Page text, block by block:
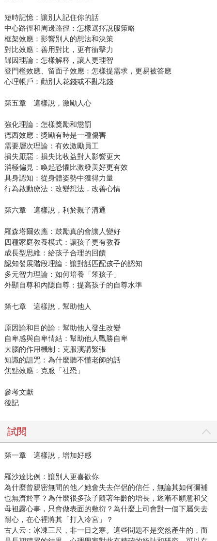
短時記憶：讓別人記住你的話
中心路徑和周邊路徑：怎樣選擇說服策略
框架效應：影響別人的想法和決策
對比效應：善用對比，更有衝擊力
歸因理論：怎樣解釋，讓人更理智
登門檻效應、留面子效應：怎樣提需求，更易被答應
心理帳戶：勸別人花錢或不亂花錢
第五章 這樣說，激勵人心
強化理論：怎樣獎勵和懲罰
德西效應：獎勵有時是一種傷害
需要層次理論：有效激勵員工
損失厭惡：損失比收益對人影響更大
消極偏見：喚起恐懼比激發美好更有效
具身認知：從身體姿勢中獲得力量
行為啟動療法：改變想法，改善心情
第六章 這樣說，利於親子溝通
羅森塔爾效應：鼓勵真的會讓人變好
四種家庭教養模式：讓孩子更有教養
成長型思維：給孩子合理的回饋
認知發展階段理論：讓對話匹配孩子的認知
多元智力理論：如何培養「笨孩子」
外顯自尊和內隱自尊：提高孩子的自尊水準
第七章 這樣說，幫助他人
原因論和目的論：幫助他人發生改變
自卑感與自卑情結：幫助他人戰勝自卑
大腦的作用機制：克服演講緊張
知識的詛咒：為什麼聽不懂老師的話
焦點效應：克服「社恐」
參考文獻
後記
試閱
第一章 這樣說，增加好感
羅沙達比例：讓別人更喜歡你
為什麼曾親密無間的他／她會失去伴侶的信任，無論其如何彌補
也無濟於事？為什麼很多孩子隨著年齡的增長，逐漸不願意和父
母袒露心事，只會做表面的敷衍？為什麼上司會對一個下屬失去
耐心，在心裡將其「打入冷宮」？
古人云：冰凍三尺，非一日之寒。這些問題不是突然產生的，而